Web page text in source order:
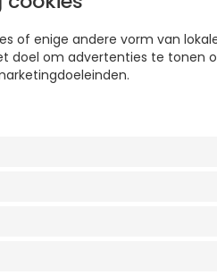
of enige andere vorm van
doel om advertenties te tonen